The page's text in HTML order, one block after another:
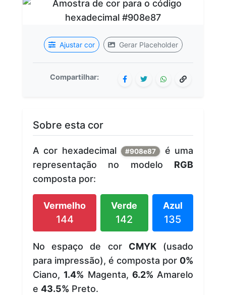
Ajustar cor Gerar Placeholder
Compartilhar:
Sobre esta cor
A cor hexadecimal #908e87
é uma
representação no modelo RGB
composta por:
Vermelho
144
Verde
142
Azul
135
No espaço de cor CMYK(usado
para impressão), é composta por 0%
Ciano, 1.4% Magenta, 6.2% Amarelo
e 43.5% Preto.